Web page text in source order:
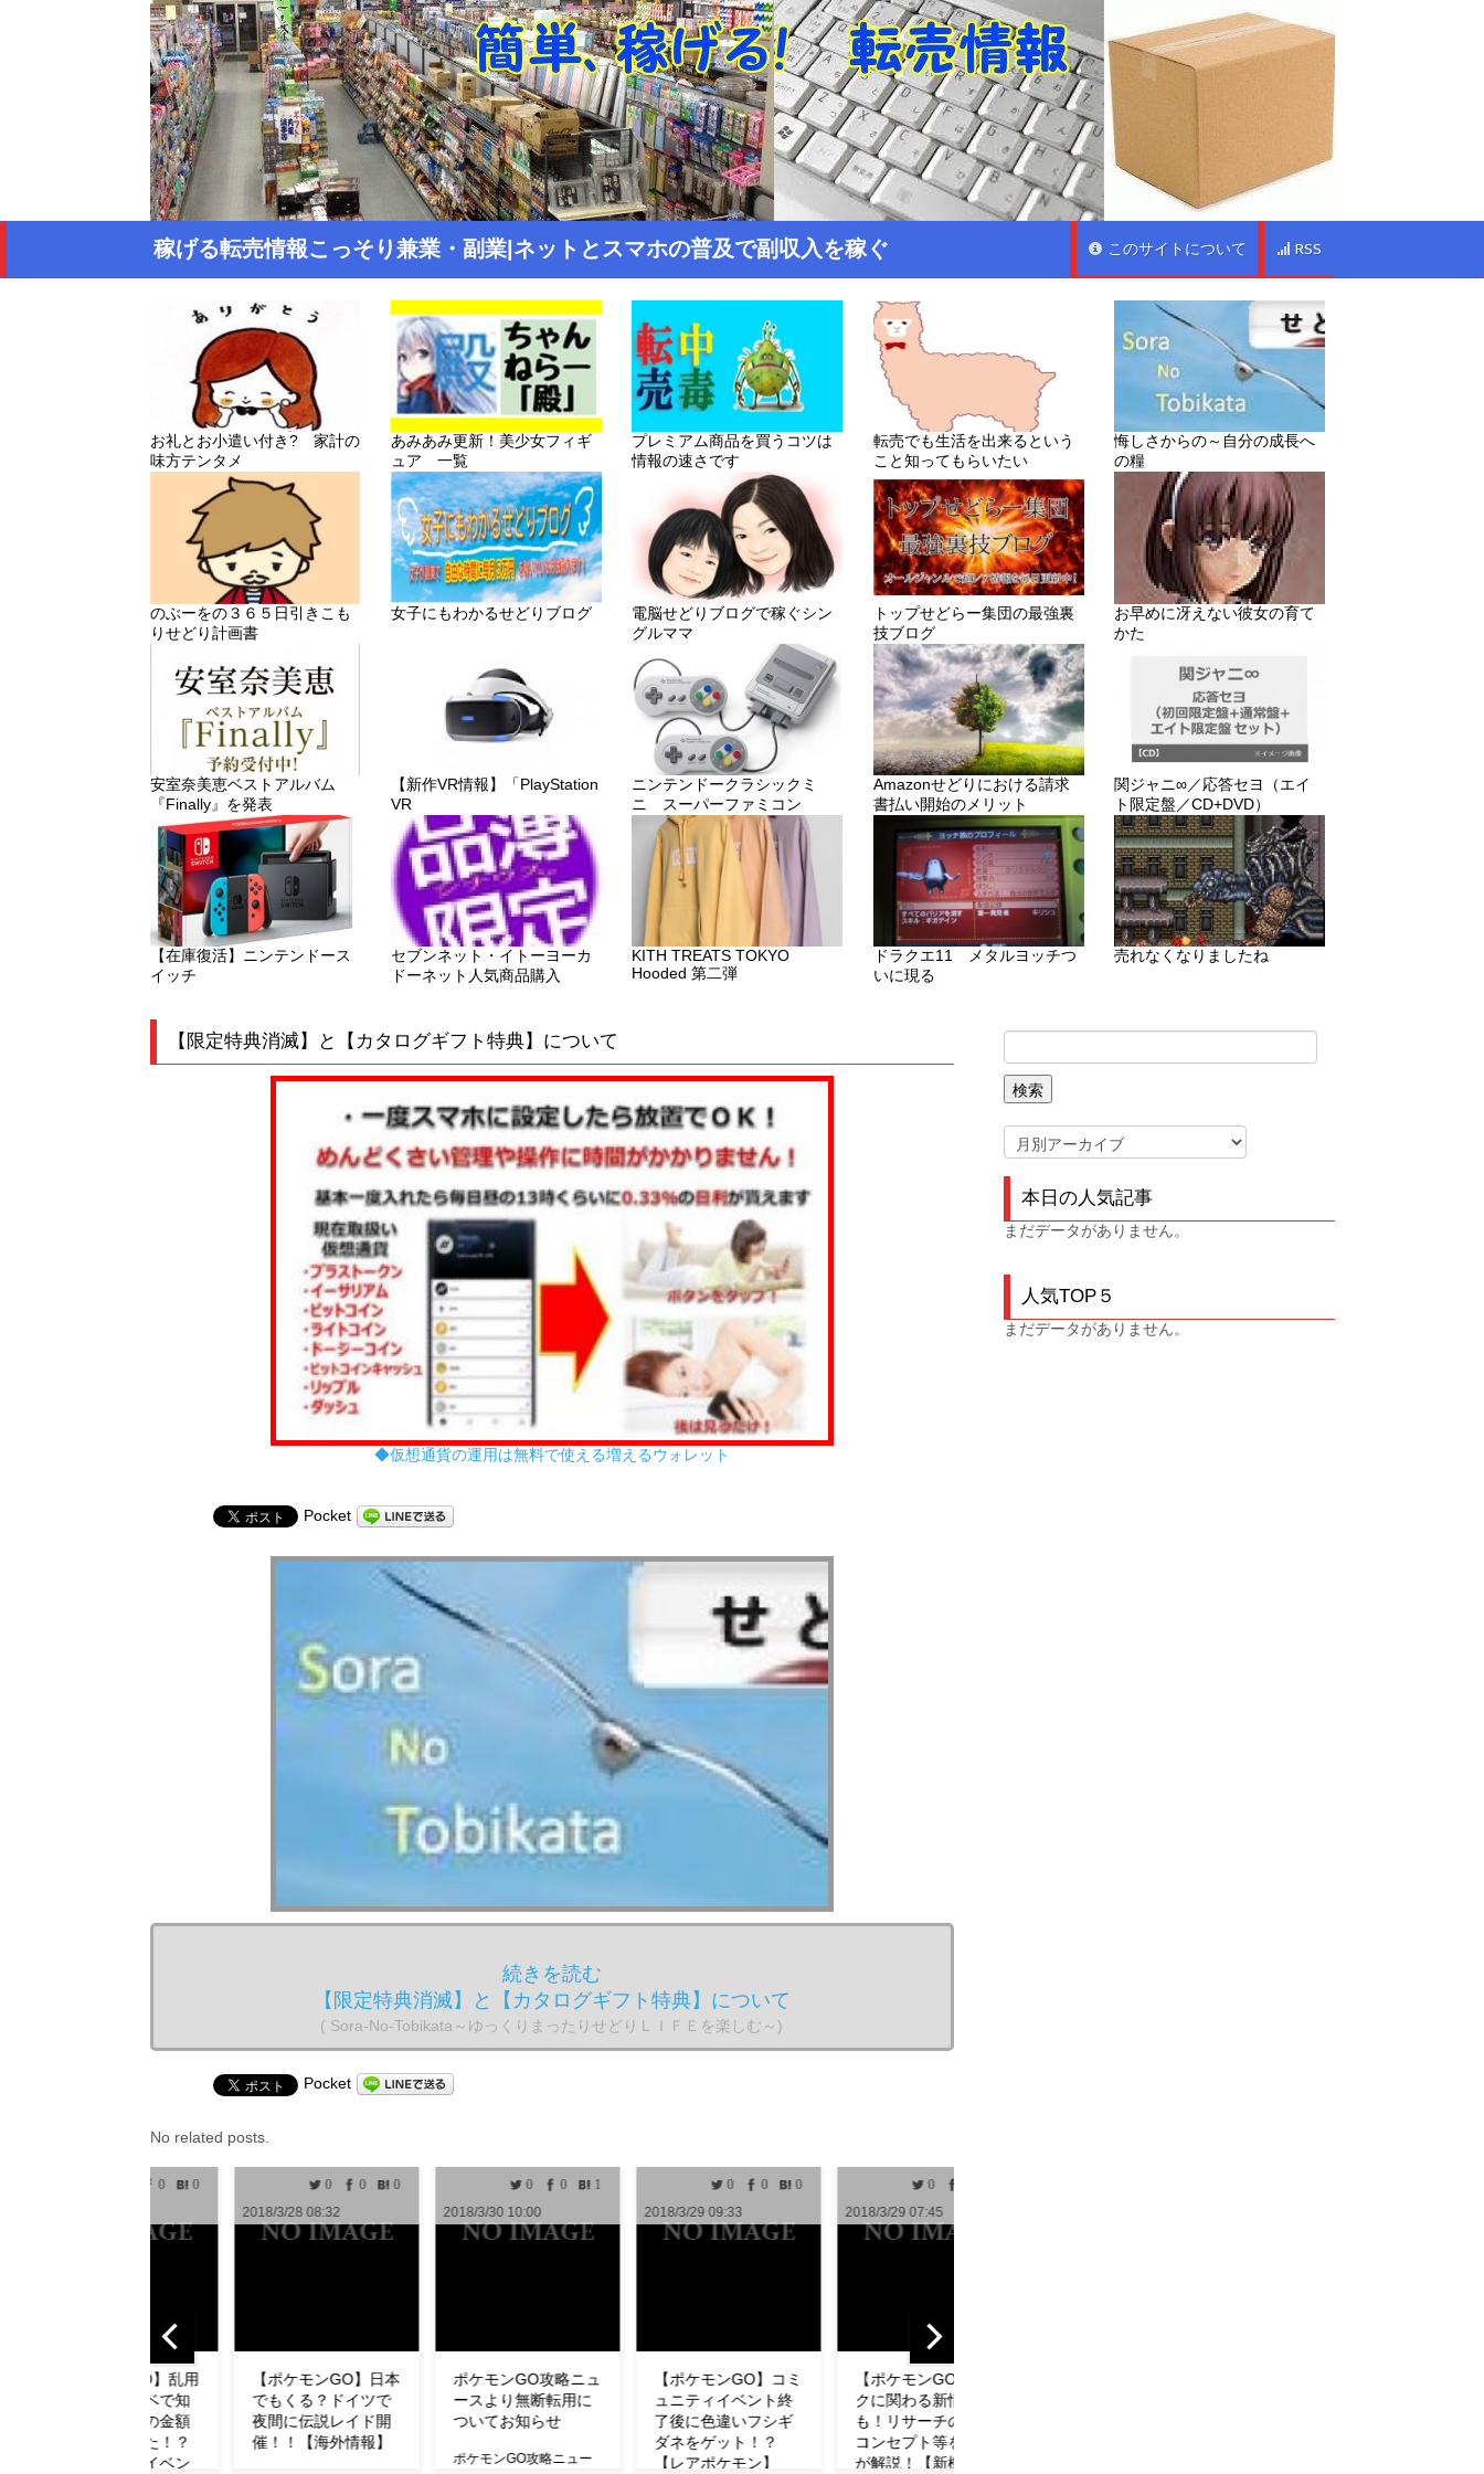
稼げる転売情報こっそり兼業・副業|ネットとスマホの普及で副収入を稼ぐ このサイトについて RSS
お礼とお小遣い付き? 家計の
味方テンタメ
あみあみ更新！美少女フィギ
ュア 一覧
プレミアム商品を買うコツは
情報の速さです
転売でも生活を出来るという
こと知ってもらいたい
悔しさからの～自分の成長へ
の糧
のぶーをの３６５日引きこも
りせどり計画書
女子にもわかるせどりブログ
電脳せどりブログで稼ぐシン
グルママ
トップせどらー集団の最強裏
技ブログ
お早めに冴えない彼女の育て
かた
安室奈美恵ベストアルバム
『Finally』を発表
【新作VR情報】「PlayStation
VR
ニンテンドークラシックミ
ニ スーパーファミコン
Amazonせどりにおける請求
書払い開始のメリット
関ジャニ∞／応答セヨ（エイ
ト限定盤／CD+DVD）
【在庫復活】ニンテンドース
イッチ
セブンネット・イトーヨーカ
ドーネット人気商品購入
KITH TREATS TOKYO
Hooded 第二弾
ドラクエ11 メタルヨッチつ
いに現る
売れなくなりましたね
【限定特典消滅】と【カタログギフト特典】について
◆仮想通貨の運用は無料で使える増えるウォレット
Pocket
続きを読む
【限定特典消滅】と【カタログギフト特典】について
( Sora-No-Tobikata～ゆっくりまったりせどりＬＩＦＥを楽しむ～)
Pocket
No related posts.
0 0
2018/3/30 10:00
ポケモンGO攻略ニュ
ースより無断転用に
ついてお知らせ
0 0
2018/3/29 09:33
【ポケモンGO】コミ
ュニティイベント終
了後に色違いフシギ
【レアポケモン】
0 0
2018/3/29 07:45
【ポケモンGO】タス
クに関わる新情報
も！リサーチの設計
コンセプト等を公式
が解説！【新機能】
0
2018/3/29 04:33
【ポケモンGO】追加
わざも判明！ミュウ
の特徴やわざ構成な
ど紹介！【リサー
チ】
0 0
【ポケモンGO】日本
でもくる？ドイツで
夜間に伝説レイド開
催！！【海外情報】
本日の人気記事
まだデータがありません。
人気TOP５
まだデータがありません。